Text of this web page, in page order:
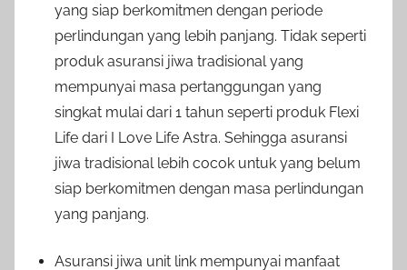
yang siap berkomitmen dengan periode
perlindungan yang lebih panjang. Tidak seperti
produk asuransi jiwa tradisional yang
mempunyai masa pertanggungan yang
singkat mulai dari 1 tahun seperti produk Flexi
Life dari I Love Life Astra. Sehingga asuransi
jiwa tradisional lebih cocok untuk yang belum
siap berkomitmen dengan masa perlindungan
yang panjang.
Asuransi jiwa unit link mempunyai manfaat